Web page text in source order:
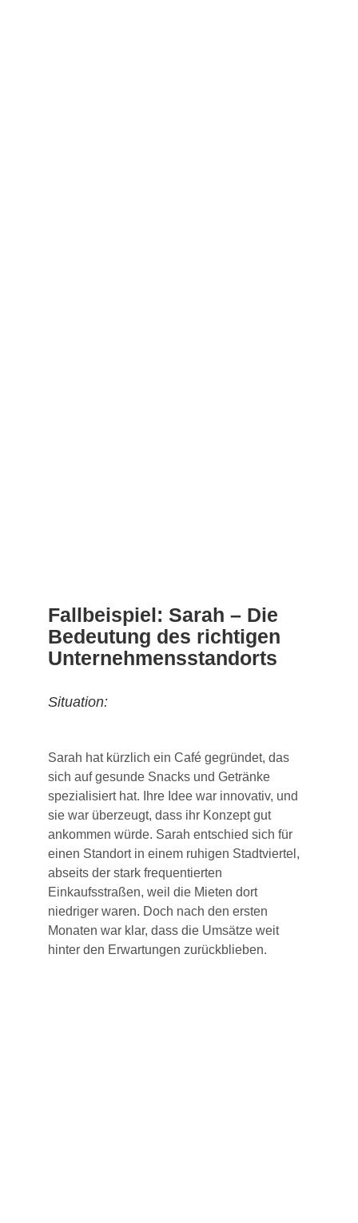
Fallbeispiel: Sarah – Die
Bedeutung des richtigen
Unternehmensstandorts
Situation:
Sarah hat kürzlich ein Café gegründet, das
sich auf gesunde Snacks und Getränke
spezialisiert hat. Ihre Idee war innovativ, und
sie war überzeugt, dass ihr Konzept gut
ankommen würde. Sarah entschied sich für
einen Standort in einem ruhigen Stadtviertel,
abseits der stark frequentierten
Einkaufsstraßen, weil die Mieten dort
niedriger waren. Doch nach den ersten
Monaten war klar, dass die Umsätze weit
hinter den Erwartungen zurückblieben.